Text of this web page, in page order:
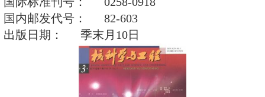
主 编： 阮可强
编辑部通信地址： 北京市2108
邮政编码： 100037
联系电话： 68462973 68417733-